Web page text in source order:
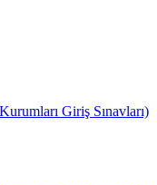
Giriş Sınavları)